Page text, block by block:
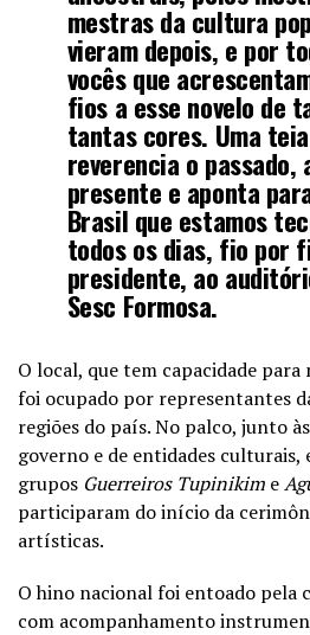
mestras da cultura
vieram depois, e por
vocês que
fios a esse novelo de
tantas cores. Uma
reverencia o passado,
presente e aponta
Brasil que estamos
todos os dias, fio por
presidente, ao
Sesc Formosa.
O local, que tem capacidade para
foi ocupado por representantes
regiões do país. No palco, junto
governo e de entidades culturais,
grupos Guerreiros Tupinikim e
participaram do início da
artísticas.
O hino nacional foi entoado pela
com acompanhamento